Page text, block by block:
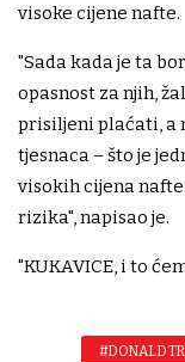
visoke cijene nafte.
"Sada kada je ta
opasnost za njih,
prisiljeni plaćati, a
tjesnaca – što je
visokih cijena
rizika", napisao je.
"KUKAVICE, i to
#DONALD